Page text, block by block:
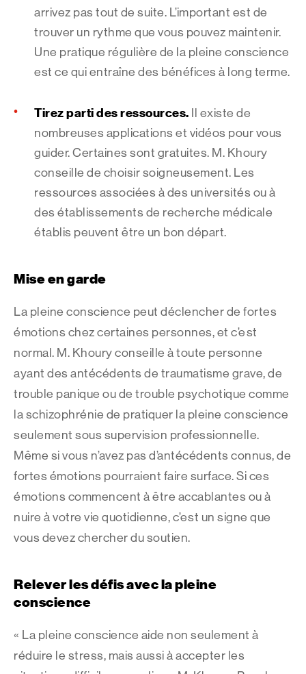
arrivez pas tout de suite. L’important est de
trouver un rythme que vous pouvez maintenir.
Une pratique régulière de la pleine conscience
est ce qui entraîne des bénéfices à long terme.
Tirez parti des ressources. Il existe de
nombreuses applications et vidéos pour vous
guider. Certaines sont gratuites. M. Khoury
conseille de choisir soigneusement. Les
ressources associées à des universités ou à
des établissements de recherche médicale
établis peuvent être un bon départ.
Mise en garde
La pleine conscience peut déclencher de fortes
émotions chez certaines personnes, et c’est
normal. M. Khoury conseille à toute personne
ayant des antécédents de traumatisme grave, de
trouble panique ou de trouble psychotique comme
la schizophrénie de pratiquer la pleine conscience
seulement sous supervision professionnelle.
Même si vous n’avez pas d’antécédents connus, de
fortes émotions pourraient faire surface. Si ces
émotions commencent à être accablantes ou à
nuire à votre vie quotidienne, c’est un signe que
vous devez chercher du soutien.
Relever les défis avec la pleine
conscience
« La pleine conscience aide non seulement à
réduire le stress, mais aussi à accepter les